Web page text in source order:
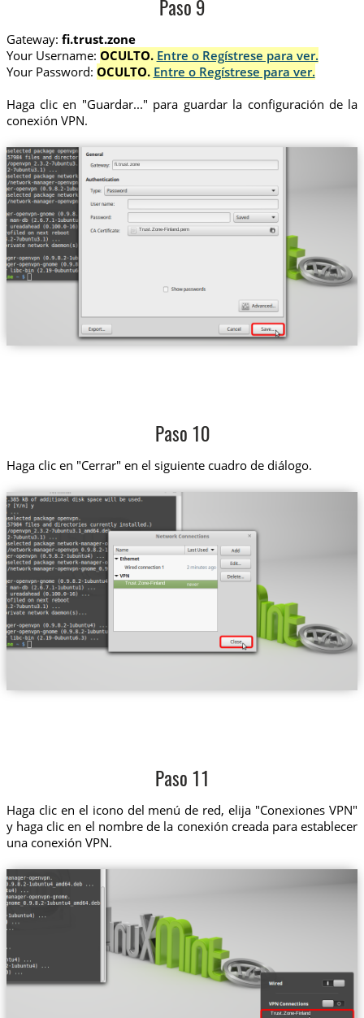
Paso 9
Gateway: fi.trust.zone
Your Username: OCULTO. Entre o Regístrese para ver.
Your Password: OCULTO. Entre o Regístrese para ver.
Haga clic en "Guardar..." para guardar la configuración de la
conexión VPN.
fi.trust.zone
Trust.Zone-Finland.pem
Paso 10
Haga clic en "Cerrar" en el siguiente cuadro de diálogo.
Trust.Zone-Finland
Paso 11
Haga clic en el icono del menú de red, elija "Conexiones VPN"
y haga clic en el nombre de la conexión creada para establecer
una conexión VPN.
Trust.Zone-Finland